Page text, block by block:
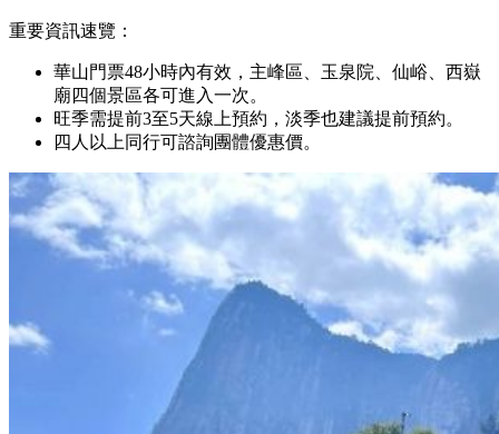
重要資訊速覽：
華山門票48小時內有效，主峰區、玉泉院、仙峪、西嶽
廟四個景區各可進入一次。
旺季需提前3至5天線上預約，淡季也建議提前預約。
四人以上同行可諮詢團體優惠價。